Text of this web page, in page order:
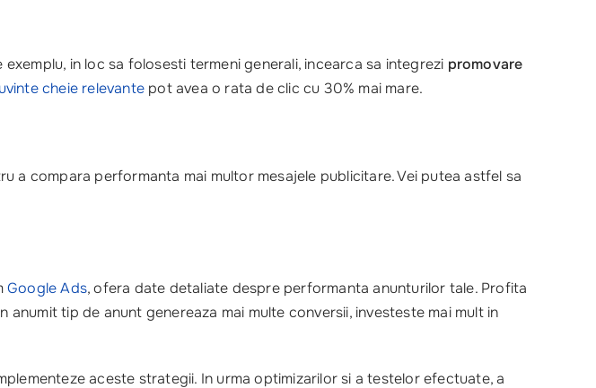
in loc sa folosesti termeni generali, incearca sa integrezi promovare
cheie relevante pot avea o rata de clic cu 30% mai mare.
a compara performanta mai multor mesajele publicitare. Vei putea astfel sa
Google Ads, ofera date detaliate despre performanta anunturilor tale. Profita
tip de anunt genereaza mai multe conversii, investeste mai mult in
aceste strategii. In urma optimizarilor si a testelor efectuate, a